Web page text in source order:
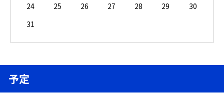
24
25 26 27 28 29
30
31
予定